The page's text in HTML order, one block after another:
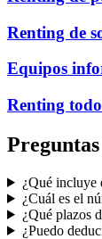
Renting de
Equipos
Renting
¿Qué incluye
¿Cuál es el
¿Qué plazos
¿Puedo